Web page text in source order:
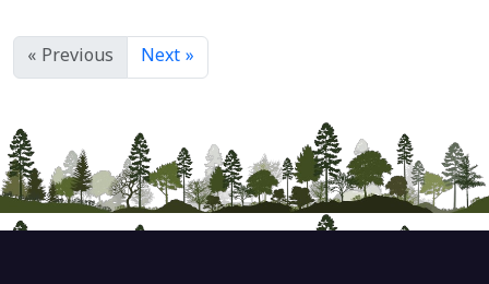
« Previous Next »